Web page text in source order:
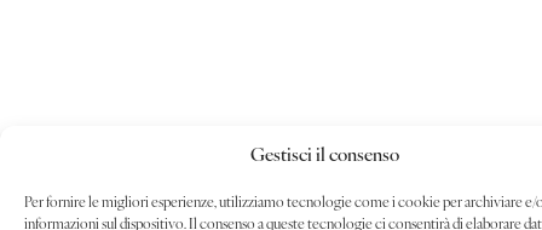
Gestisci il consenso
Per fornire le migliori esperienze, utilizziamo tecnologie come i cookie per archiviare e/
informazioni sul dispositivo. Il consenso a queste tecnologie ci consentirà di elaborare